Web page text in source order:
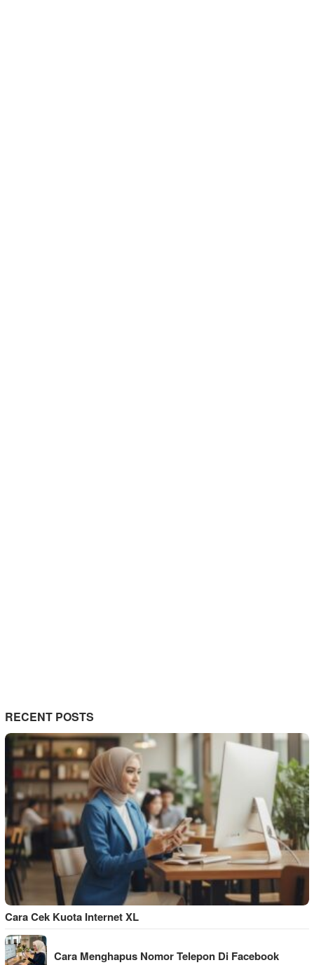
RECENT POSTS
Cara Cek Kuota Internet XL
Cara Menghapus Nomor Telepon Di Facebook